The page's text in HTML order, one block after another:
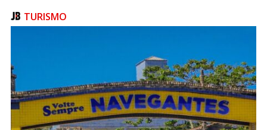
TURISMO